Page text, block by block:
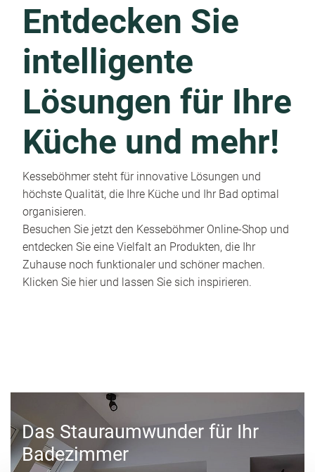
Entdecken Sie
intelligente
Lösungen für Ihre
Küche und mehr!
Kesseböhmer steht für innovative Lösungen und
höchste Qualität, die Ihre Küche und Ihr Bad optimal
organisieren.
Besuchen Sie jetzt den Kesseböhmer Online-Shop und
entdecken Sie eine Vielfalt an Produkten, die Ihr
Zuhause noch funktionaler und schöner machen.
Klicken Sie hier und lassen Sie sich inspirieren.
Das Stauraumwunder für Ihr
Badezimmer